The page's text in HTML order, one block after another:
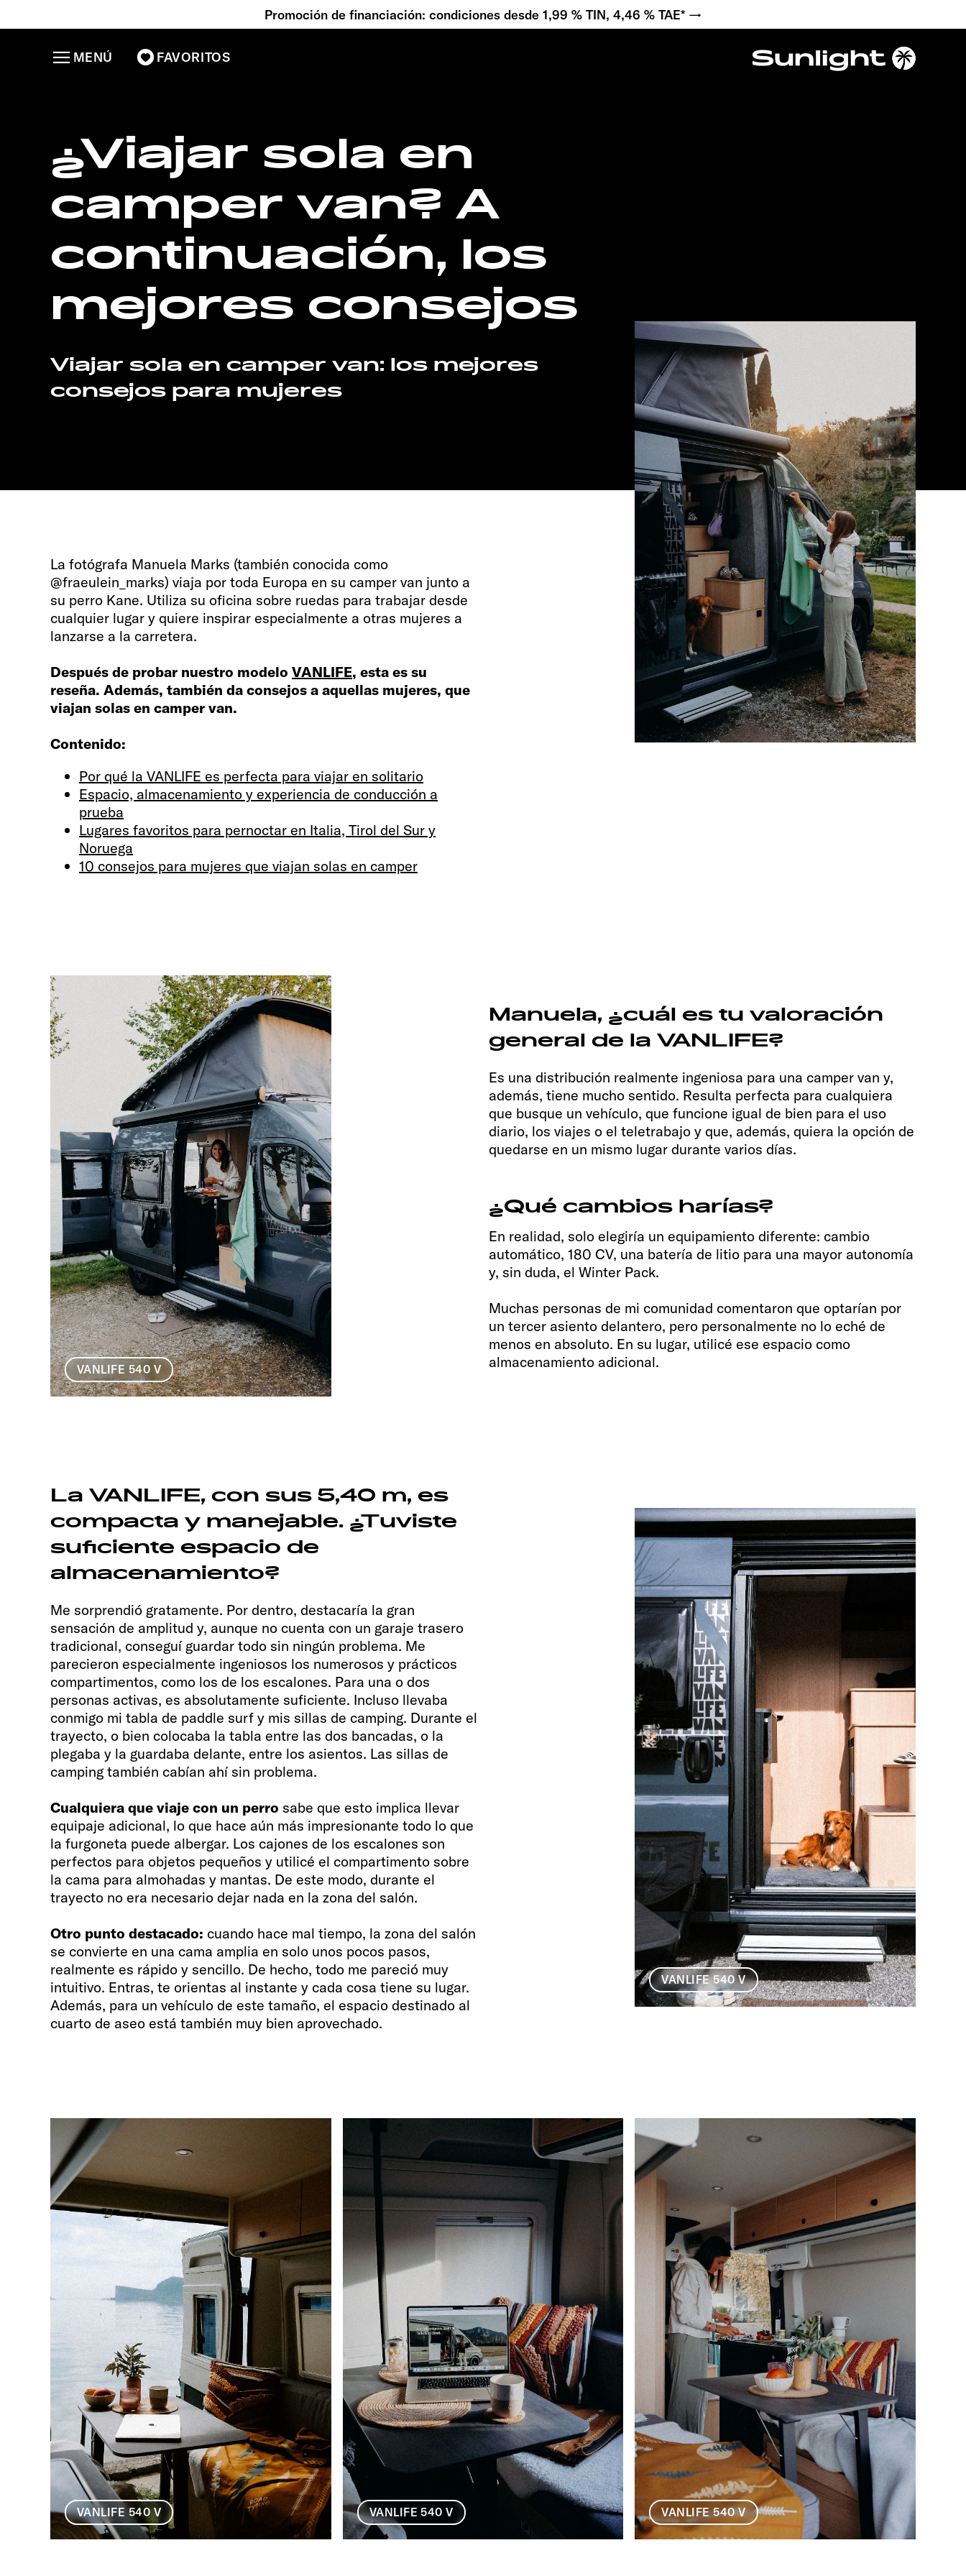
Promoción de financiación: condiciones desde 1,99 % TIN, 4,46 % TAE* →
FAVORITOS
MENÚ
¿Viajar sola en
camper van? A
continuación, los
mejores consejos
Viajar sola en camper van: los mejores
consejos para mujeres
La fotógrafa Manuela Marks (también conocida como
@fraeulein_marks) viaja por toda Europa en su camper van junto a
su perro Kane. Utiliza su oficina sobre ruedas para trabajar desde
cualquier lugar y quiere inspirar especialmente a otras mujeres a
lanzarse a la carretera.
Después de probar nuestro modelo VANLIFE, esta es su
reseña. Además, también da consejos a aquellas mujeres, que
viajan solas en camper van.
Contenido:
Por qué la VANLIFE es perfecta para viajar en solitario
Espacio, almacenamiento y experiencia de conducción a
prueba
Lugares favoritos para pernoctar en Italia, Tirol del Sur y
Noruega
10 consejos para mujeres que viajan solas en camper
VANLIFE 540 V
Manuela, ¿cuál es tu valoración
general de la VANLIFE?
Es una distribución realmente ingeniosa para una camper van y,
además, tiene mucho sentido. Resulta perfecta para cualquiera
que busque un vehículo, que funcione igual de bien para el uso
diario, los viajes o el teletrabajo y que, además, quiera la opción de
quedarse en un mismo lugar durante varios días.
¿Qué cambios harías?
En realidad, solo elegiría un equipamiento diferente: cambio
automático, 180 CV, una batería de litio para una mayor autonomía
y, sin duda, el Winter Pack.
Muchas personas de mi comunidad comentaron que optarían por
un tercer asiento delantero, pero personalmente no lo eché de
menos en absoluto. En su lugar, utilicé ese espacio como
almacenamiento adicional.
VANLIFE 540 V
La VANLIFE, con sus 5,40 m, es
compacta y manejable. ¿Tuviste
suficiente espacio de
almacenamiento?
Me sorprendió gratamente. Por dentro, destacaría la gran
sensación de amplitud y, aunque no cuenta con un garaje trasero
tradicional, conseguí guardar todo sin ningún problema. Me
parecieron especialmente ingeniosos los numerosos y prácticos
compartimentos, como los de los escalones. Para una o dos
personas activas, es absolutamente suficiente. Incluso llevaba
conmigo mi tabla de paddle surf y mis sillas de camping. Durante el
trayecto, o bien colocaba la tabla entre las dos bancadas, o la
plegaba y la guardaba delante, entre los asientos. Las sillas de
camping también cabían ahí sin problema.
Cualquiera que viaje con un perro sabe que esto implica llevar
equipaje adicional, lo que hace aún más impresionante todo lo que
la furgoneta puede albergar. Los cajones de los escalones son
perfectos para objetos pequeños y utilicé el compartimento sobre
la cama para almohadas y mantas. De este modo, durante el
trayecto no era necesario dejar nada en la zona del salón.
Otro punto destacado: cuando hace mal tiempo, la zona del salón
se convierte en una cama amplia en solo unos pocos pasos,
realmente es rápido y sencillo. De hecho, todo me pareció muy
intuitivo. Entras, te orientas al instante y cada cosa tiene su lugar.
Además, para un vehículo de este tamaño, el espacio destinado al
cuarto de aseo está también muy bien aprovechado.
VANLIFE 540 V VANLIFE 540 V VANLIFE 540 V